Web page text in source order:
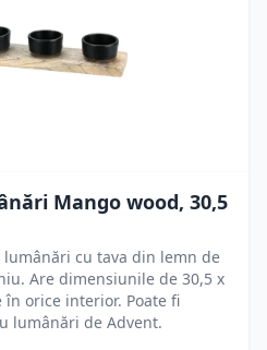
Mango wood, 30,5
cu tava din lemn de
Are dimensiunile de 30,5 x
în orice interior. Poate fi
lumânări de Advent.